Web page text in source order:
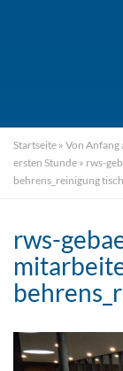
Startseite » Von Anfang
ersten Stunde » rws-
behrens_reinigung
rws-